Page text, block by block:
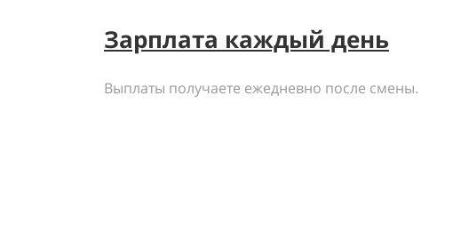
Зарплата каждый день
Выплаты получаете ежедневно после смены.